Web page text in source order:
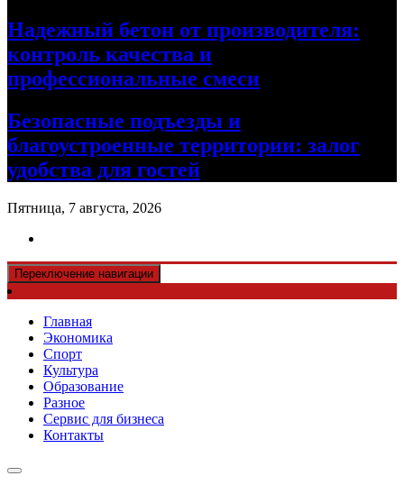
Надежный бетон от производителя:
контроль качества и
профессиональные смеси
Безопасные подъезды и
благоустроенные территории: залог
удобства для гостей
Пятница, 7 августа, 2026
Переключение навигации
Главная
Экономика
Спорт
Культура
Образование
Разное
Сервис для бизнеса
Контакты